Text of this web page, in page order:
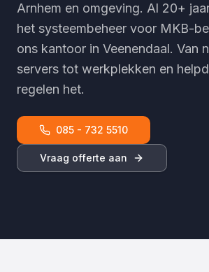
Arnhem en omgeving. Al 20+
het systeembeheer voor MKB-
ons kantoor in Veenendaal. Van
servers tot werkplekken en
regelen het.
085 - 732 5510
Vraag offerte aan